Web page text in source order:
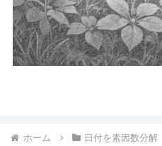
ホーム 日付を素因数分解